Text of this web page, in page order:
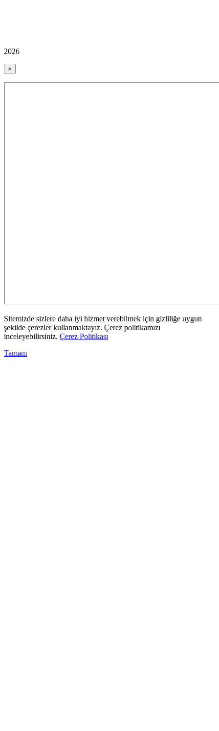
2026
×
Sitemizde sizlere daha iyi hizmet verebilmek için gizliliğe uygun
şekilde çerezler kullanmaktayız. Çerez politikamızı
inceleyebilirsiniz. Çerez Politikası
Tamam